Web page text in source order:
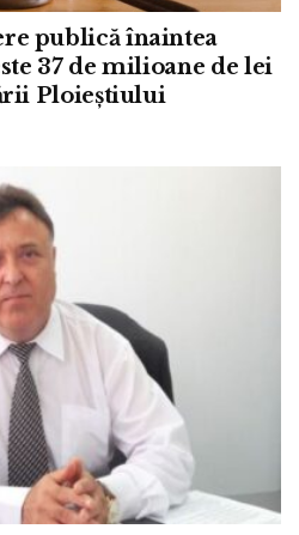
publică înaintea
37 de milioane de lei
Ploieștiului